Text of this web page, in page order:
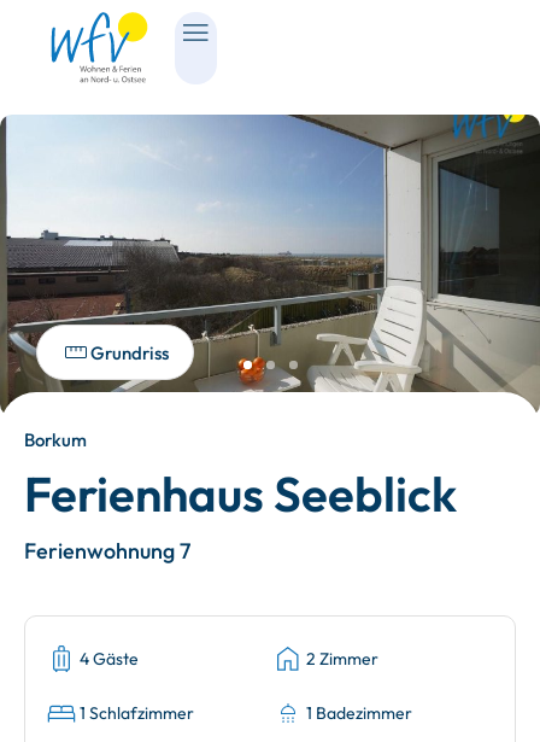
Grundriss
Borkum
Ferienhaus Seeblick
Ferienwohnung 7
4 Gäste 2 Zimmer
1 Schlafzimmer 1 Badezimmer